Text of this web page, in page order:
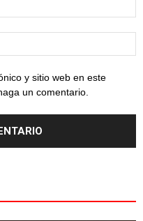
y sitio web en este
un comentario.